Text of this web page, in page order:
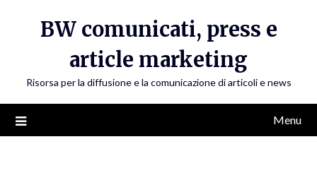
BW comunicati, press e
article marketing
Risorsa per la diffusione e la comunicazione di articoli e news
Menu